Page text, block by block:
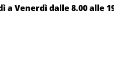
a Venerdì dalle 8.00 alle